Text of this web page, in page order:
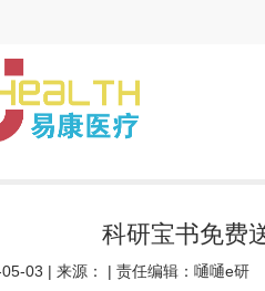
科研宝书免费
03 | 来源： | 责任编辑： 嗵嗵e研